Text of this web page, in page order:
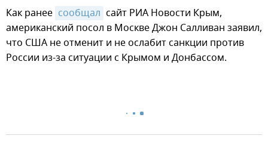
Как ранее сообщал сайт РИА Новости Крым,
американский посол в Москве Джон Салливан заявил,
что США не отменит и не ослабит санкции против
России из-за ситуации с Крымом и Донбассом.